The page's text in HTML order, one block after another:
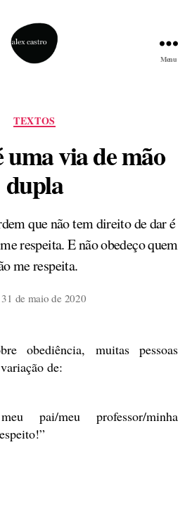
Menu
Categorias
TEXTOS
uma via de mão
dupla
que não tem direito de dar é
respeita. E não obedeço quem
me respeita.
31 de maio de 2020
obediência, muitas pessoas
de:
pai/meu professor/minha